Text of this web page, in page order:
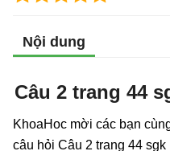
Nội dung
Câu 2 trang 44
KhoaHoc mời các bạn
câu hỏi Câu 2 trang 44